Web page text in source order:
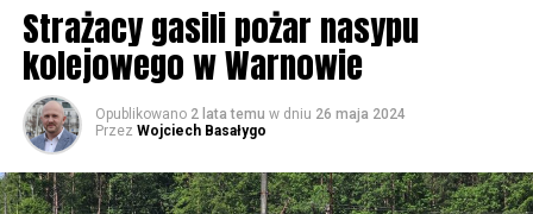
Strażacy gasili pożar nasypu
kolejowego w Warnowie
Opublikowano 2 lata temu w dniu 26 maja 2024
Przez Wojciech Basałygo